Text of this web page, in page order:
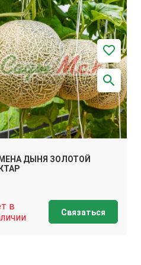
ДЫНЯ ЗОЛОТОЙ
в
Связаться